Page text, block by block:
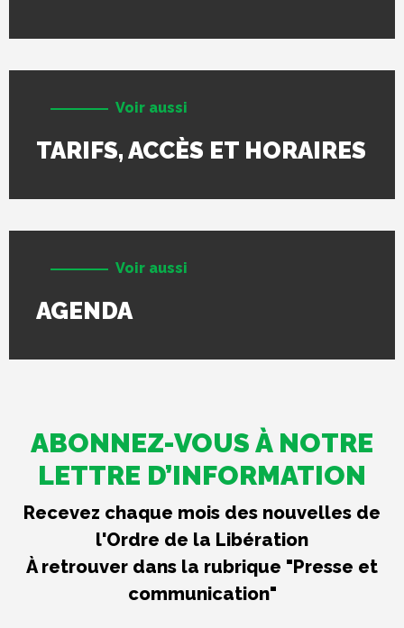
Voir aussi
TARIFS, ACCÈS ET HORAIRES
Voir aussi
AGENDA
ABONNEZ-VOUS À NOTRE
LETTRE D’INFORMATION
Recevez chaque mois des nouvelles de
l'Ordre de la Libération
À retrouver dans la rubrique "Presse et
communication"